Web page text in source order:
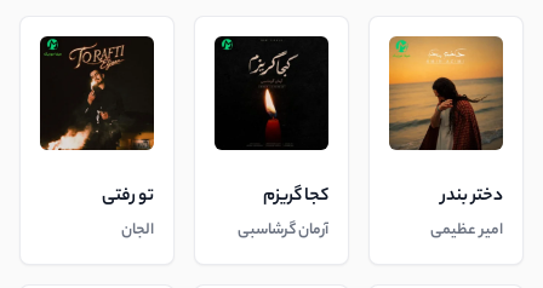
دختر بندر
امیر عظیمی
کجا گریزم
آرمان گرشاسبی
تو رفتی
الجان